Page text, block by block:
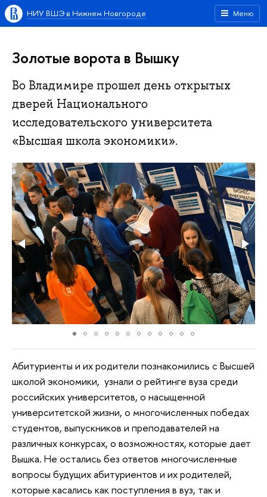
Меню
НИУ ВШЭ в Нижнем Новгороде
Золотые ворота в Вышку
Во Владимире прошел день открытых
дверей Национального
исследовательского университета
«Высшая школа экономики».
Абитуриенты и их родители познакомились с Высшей
школой экономики, узнали о рейтинге вуза среди
российских университетов, о насыщенной
университетской жизни, о многочисленных победах
студентов, выпускников и преподавателей на
различных конкурсах, о возможностях, которые дает
Вышка. Не остались без ответов многочисленные
вопросы будущих абитуриентов и их родителей,
которые касались как поступления в вуз, так и